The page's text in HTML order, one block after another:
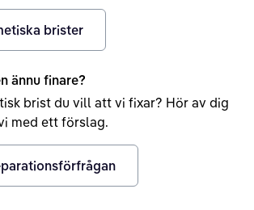
brister
ännu finare?
brist du vill att vi fixar? Hör av dig
med ett förslag.